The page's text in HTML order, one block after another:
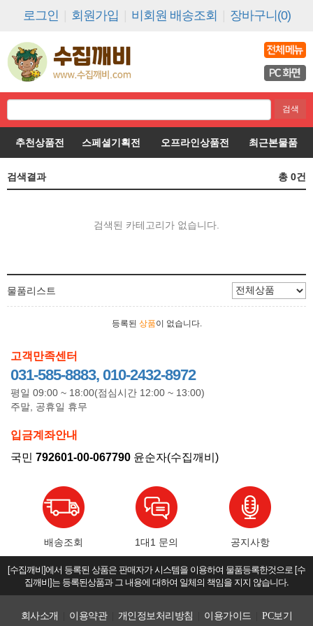
로그인 회원가입 비회원 배송조회 장바구니(0)
추천상품전 스페셜기획전 오프라인상품전 최근본물품
검색결과 총 0건
검색된 카테고리가 없습니다.
물품리스트
등록된 상품이 없습니다.
고객만족센터
031-585-8883, 010-2432-8972
평일 09:00 ~ 18:00(점심시간 12:00 ~ 13:00)
주말, 공휴일 휴무
입금계좌안내
국민 792601-00-067790 윤순자(수집깨비)
배송조회 1대1 문의 공지사항
[수집깨비]에서 등록된 상품은 판매자가 시스템을 이용하여 물품등록한것으로 [수
집깨비]는 등록된상품과 그 내용에 대하여 일체의 책임을 지지 않습니다.
회사소개 이용약관 개인정보처리방침 이용가이드 PC보기